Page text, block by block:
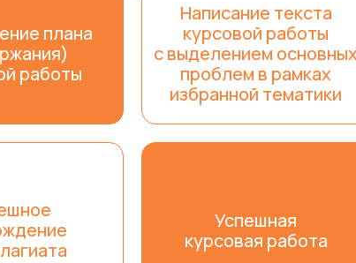
Успешная
курсовая работа
плана
работы
Написание текста
курсовой работы
с выделением
проблем в рамках
избранной тематики